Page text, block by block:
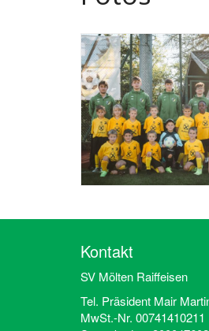
Kontakt
SV Mölten Raiffeisen
Tel. Präsident Mair
MwSt.-Nr. 00741410211